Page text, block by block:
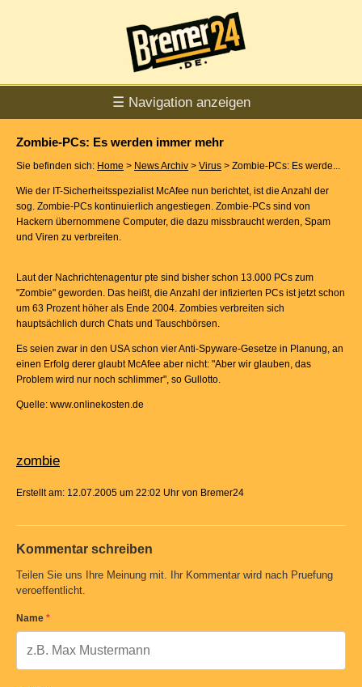
☰ Navigation anzeigen
Zombie-PCs: Es werden immer mehr
Sie befinden sich: Home > News Archiv > Virus > Zombie-PCs: Es werde...
Wie der IT-Sicherheitsspezialist McAfee nun berichtet, ist die Anzahl der
sog. Zombie-PCs kontinuierlich angestiegen. Zombie-PCs sind von
Hackern übernommene Computer, die dazu missbraucht werden, Spam
und Viren zu verbreiten.
Laut der Nachrichtenagentur pte sind bisher schon 13.000 PCs zum
"Zombie" geworden. Das heißt, die Anzahl der infizierten PCs ist jetzt schon
um 63 Prozent höher als Ende 2004. Zombies verbreiten sich
hauptsächlich durch Chats und Tauschbörsen.
Es seien zwar in den USA schon vier Anti-Spyware-Gesetze in Planung, an
einen Erfolg derer glaubt McAfee aber nicht: "Aber wir glauben, das
Problem wird nur noch schlimmer", so Gullotto.
Quelle: www.onlinekosten.de
zombie
Erstellt am: 12.07.2005 um 22:02 Uhr von Bremer24
Kommentar schreiben
Teilen Sie uns Ihre Meinung mit. Ihr Kommentar wird nach Pruefung
veroeffentlicht.
Name *